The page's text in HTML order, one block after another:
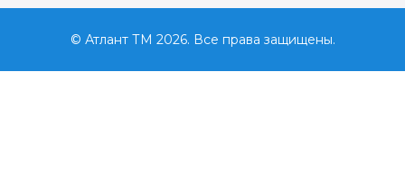
© Атлант ТМ 2026. Все права защищены.